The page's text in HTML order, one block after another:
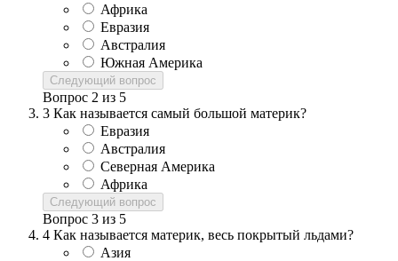
Африка
Евразия
Австралия
Южная Америка
Следующий вопрос
Вопрос 2 из 5
3 Как называется самый большой материк?
Евразия
Австралия
Северная Америка
Африка
Следующий вопрос
Вопрос 3 из 5
4 Как называется материк, весь покрытый льдами?
Азия